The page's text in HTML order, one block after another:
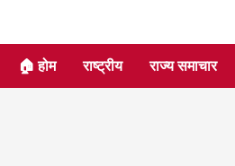
🏠 होम राष्ट्रीय राज्य समाचार